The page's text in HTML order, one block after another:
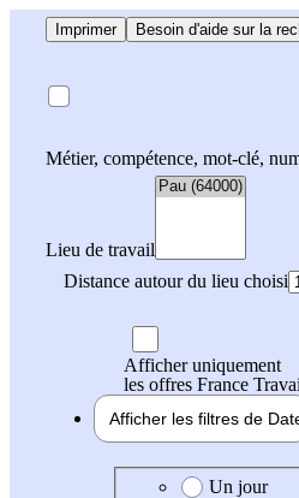
Imprimer Besoin d'aide sur la
Métier, compétence, mot-clé,
Lieu de travail
Distance autour du lieu choisi
Afficher uniquement
les offres France
Afficher les filtres de
Date de création de
Un jour